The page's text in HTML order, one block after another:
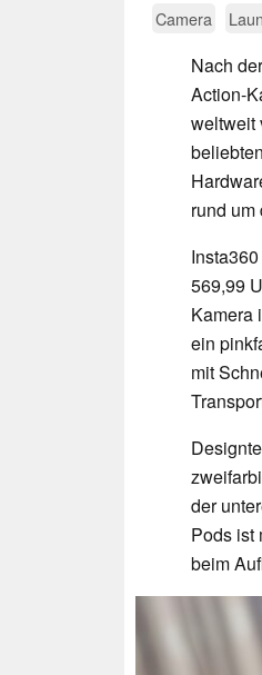
Camera
Nach
Action-
weltweit
rund um
569,99
Kamera
ein
mit
der
Pods ist
beim